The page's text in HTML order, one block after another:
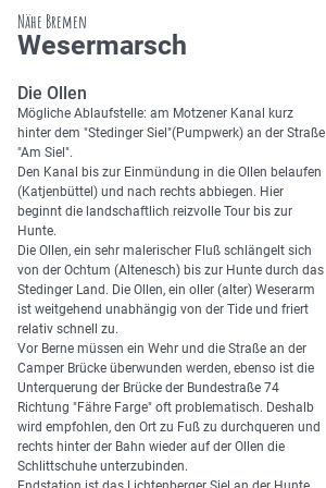
Nähe Bremen
Wesermarsch
Die Ollen
Mögliche Ablaufstelle: am Motzener Kanal kurz
hinter dem "Stedinger Siel"(Pumpwerk) an der Straße
"Am Siel".
Den Kanal bis zur Einmündung in die Ollen belaufen
(Katjenbüttel) und nach rechts abbiegen. Hier
beginnt die landschaftlich reizvolle Tour bis zur
Hunte.
Die Ollen, ein sehr malerischer Fluß schlängelt sich
von der Ochtum (Altenesch) bis zur Hunte durch das
Stedinger Land. Die Ollen, ein oller (alter) Weserarm
ist weitgehend unabhängig von der Tide und friert
relativ schnell zu.
Vor Berne müssen ein Wehr und die Straße an der
Camper Brücke überwunden werden, ebenso ist die
Unterquerung der Brücke der Bundestraße 74
Richtung "Fähre Farge" oft problematisch. Deshalb
wird empfohlen, den Ort zu Fuß zu durchqueren und
rechts hinter der Bahn wieder auf der Ollen die
Schlittschuhe unterzubinden.